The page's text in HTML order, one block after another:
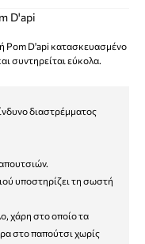
D'api
Pom D'api κατασκευασμένο
συντηρείται εύκολα.
διαστρέμματος
υποστηρίζει τη σωστή
χάρη στο οποίο τα
στο παπούτσι χωρίς